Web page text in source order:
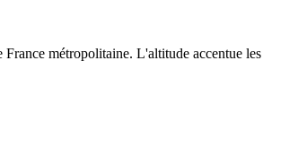
France métropolitaine. L'altitude accentue les